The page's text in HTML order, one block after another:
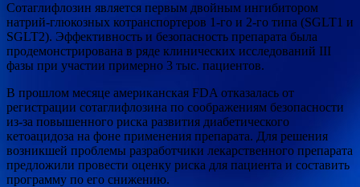
Сотаглифлозин является первым двойным ингибитором
натрий-глюкозных котранспортеров 1-го и 2-го типа (SGLT1 и
SGLT2). Эффективность и безопасность препарата была
продемонстрирована в ряде клинических исследований III
фазы при участии примерно 3 тыс. пациентов.
В прошлом месяце американская FDA отказалась от
регистрации сотаглифлозина по соображениям безопасности
из-за повышенного риска развития диабетического
кетоацидоза на фоне применения препарата. Для решения
возникшей проблемы разработчики лекарственного препарата
предложили провести оценку риска для пациента и составить
программу по его снижению.